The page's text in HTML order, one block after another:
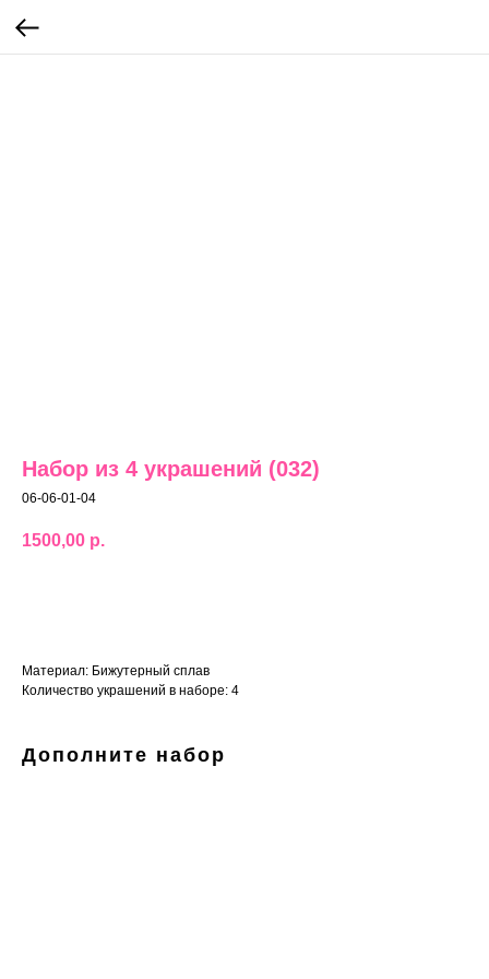
Набор из 4 украшений (032)
06-06-01-04
1500,00 р.
Материал: Бижутерный сплав
Количество украшений в наборе: 4
Дополните набор